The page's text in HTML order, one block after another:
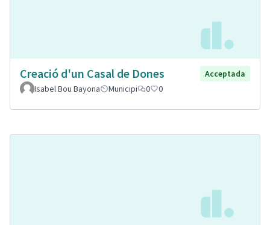
Creació d'un Casal de Dones
Acceptada
Isabel Bou Bayona
Municipi 0 0